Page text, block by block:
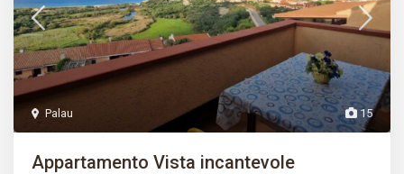
15
Palau
Appartamento Vista incantevole